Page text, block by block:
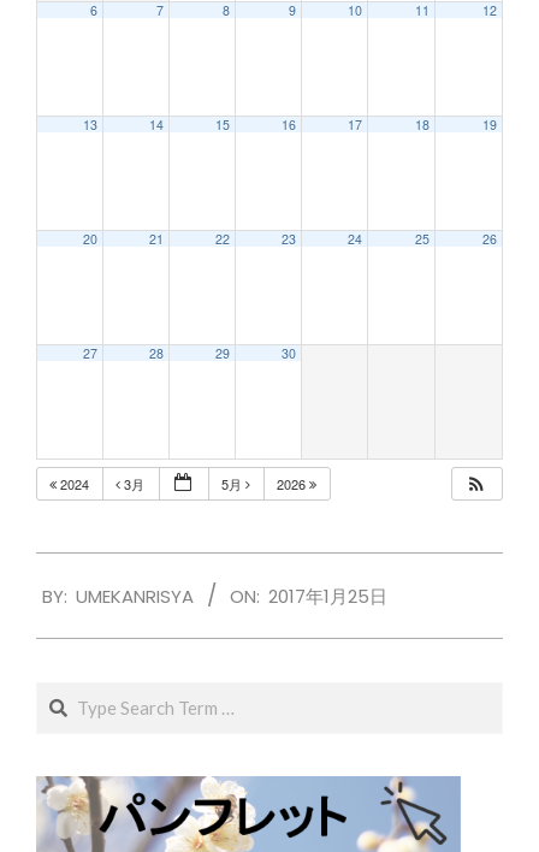
6 7 8 9 10 11 12
13 14 15 16 17 18 19
20 21 22 23 24 25 26
27 28 29 30
2024 3月 5月 2026
01-
BY: UMEKANRISYA ON: 2017年1月25日
Search